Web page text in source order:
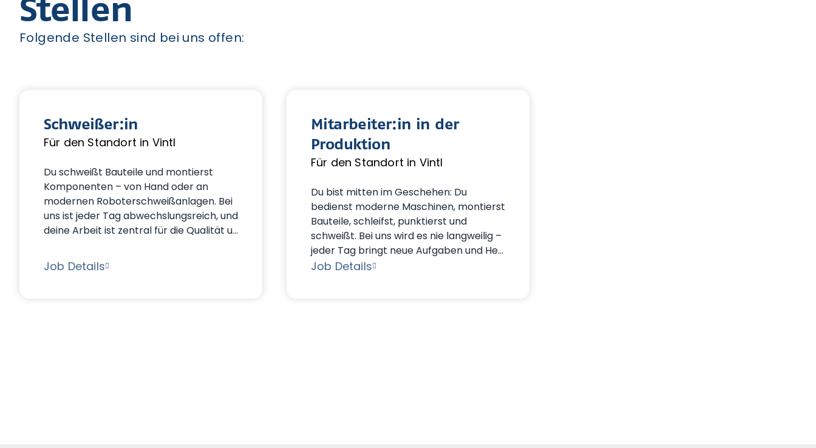
Stellen
Folgende Stellen sind bei uns offen:
Schweißer:in
Für den Standort in Vintl
Du schweißt Bauteile und montierst
Komponenten – von Hand oder an
modernen Roboterschweißanlagen. Bei
uns ist jeder Tag abwechslungsreich, und
deine Arbeit ist zentral für die Qualität u...
Job Details
Mitarbeiter:in in der
Produktion
Für den Standort in Vintl
Du bist mitten im Geschehen: Du
bedienst moderne Maschinen, montierst
Bauteile, schleifst, punktierst und
schweißt. Bei uns wird es nie langweilig –
jeder Tag bringt neue Aufgaben und He...
Job Details